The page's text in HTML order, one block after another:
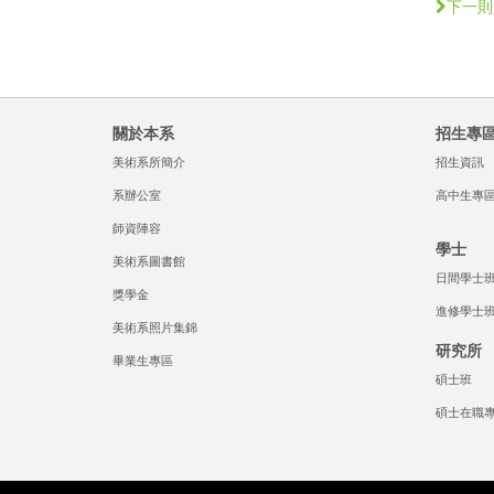
下一
關於本系
美術系所簡介
系辦公室
師資陣容
美術系圖書館
獎學金
美術系照片集錦
畢業生專區
招生專
招生資訊
高中生專
學士
日間學士
進修學士
研究所
碩士班
碩士在職